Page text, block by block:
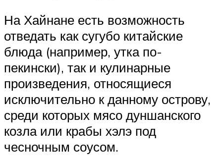
На Хайнане есть возможность
отведать как сугубо китайские
блюда (например, утка по-
пекински), так и кулинарные
произведения, относящиеся
исключительно к данному острову,
среди которых мясо дуншанского
козла или крабы хэлэ под
чесночным соусом.